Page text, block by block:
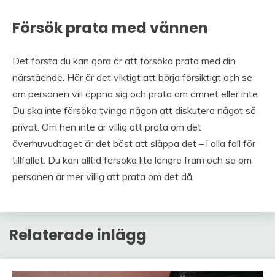
Försök prata med vännen
Det första du kan göra är att försöka prata med din
närstående. Här är det viktigt att börja försiktigt och se
om personen vill öppna sig och prata om ämnet eller inte.
Du ska inte försöka tvinga någon att diskutera något så
privat. Om hen inte är villig att prata om det
överhuvudtaget är det bäst att släppa det – i alla fall för
tillfället. Du kan alltid försöka lite längre fram och se om
personen är mer villig att prata om det då.
Relaterade inlägg